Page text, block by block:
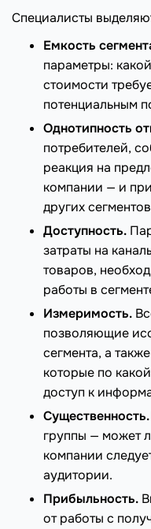
Специалисты
Емкость
параметры:
стоимости
потенциальным
Однотипность
потребителей,
реакция на
компании — и
других
Доступность.
затраты на
товаров,
работы в
Измеримость.
позволяющие
сегмента, а
которые по
доступ к
Существенность.
группы — может
компании
аудитории.
Прибыльность.
от работы с